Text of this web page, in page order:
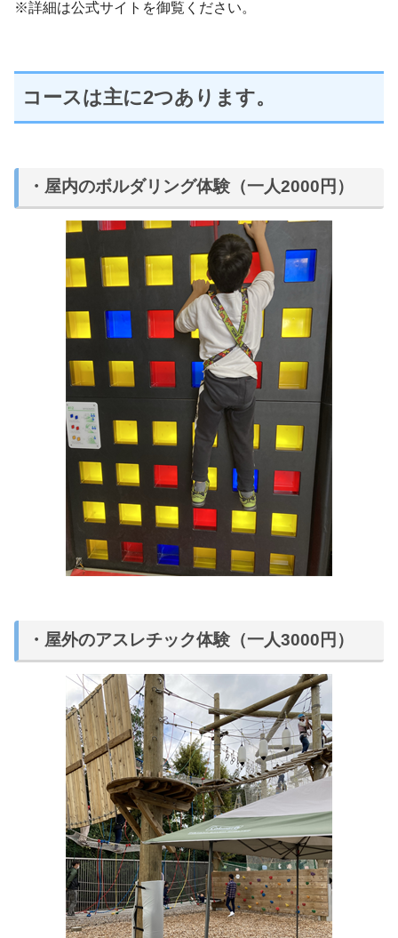
※詳細は公式サイトを御覧ください。
コースは主に2つあります。
・屋内のボルダリング体験（一人2000円）
・屋外のアスレチック体験（一人3000円）